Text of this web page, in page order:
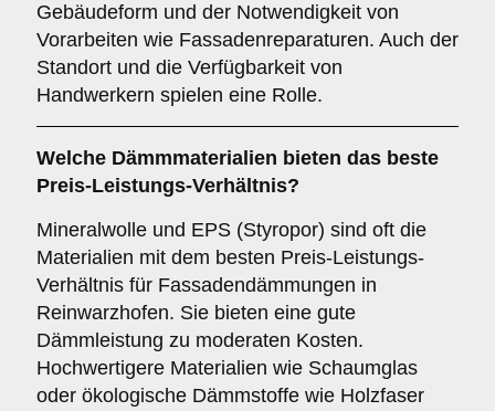
Gebäudeform und der Notwendigkeit von
Vorarbeiten wie Fassadenreparaturen. Auch der
Standort und die Verfügbarkeit von
Handwerkern spielen eine Rolle.
Welche Dämmmaterialien bieten das beste
Preis-Leistungs-Verhältnis?
Mineralwolle und EPS (Styropor) sind oft die
Materialien mit dem besten Preis-Leistungs-
Verhältnis für Fassadendämmungen in
Reinwarzhofen. Sie bieten eine gute
Dämmleistung zu moderaten Kosten.
Hochwertigere Materialien wie Schaumglas
oder ökologische Dämmstoffe wie Holzfaser